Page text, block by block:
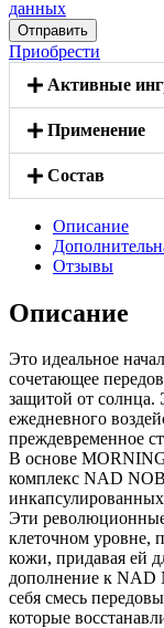
данных
Отправить
Приобрести
Активные
Применение
Состав
Описание
Отзывы
Описание
Это идеальное
сочетающее
защитой от солнца.
ежедневного
преждевременное
В основе
комплекс NAD
Эти
клеточном уровне,
кожи, придавая ей
дополнение к NAD
себя смесь
которые